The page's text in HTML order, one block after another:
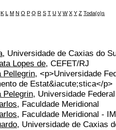
K L M N O P Q R S T U V W X Y Z Toda(o)s
, Universidade de Caxias do
Lopes de, CEFET/RJ
Pellegrin, <p>Universidade
de Estat&iacute;stica</p>
Pelegrin, Universidade
, Faculdade Meridional
, Faculdade Meridional -
, Universidade de Caxias